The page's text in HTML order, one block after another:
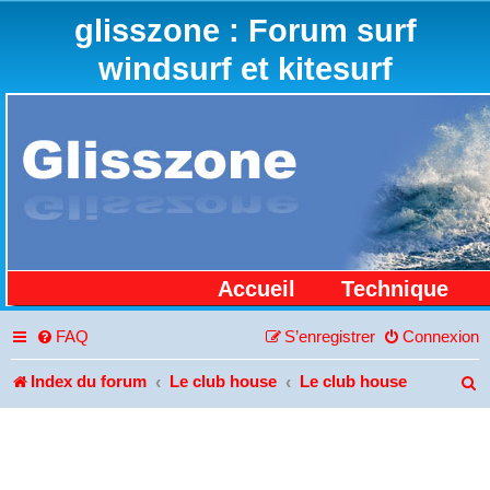
glisszone : Forum surf
windsurf et kitesurf
Accueil Technique
FAQ Connexion
S’enregistrer
Index du forum Le club house Le club house